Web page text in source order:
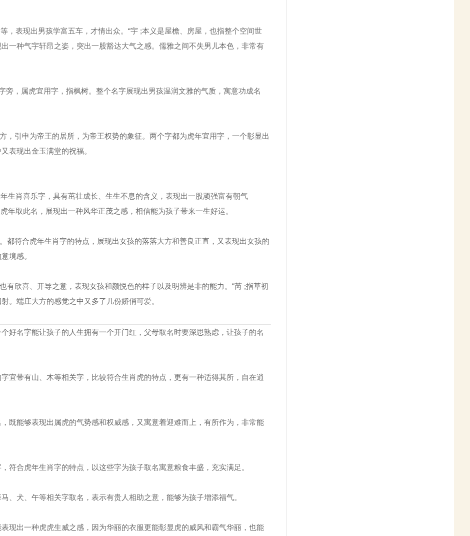
，表现出男孩学富五车，才情出众。“宇 ;本义是屋檐、房屋，也指整个空间世
一种气宇轩昂之姿，突出一股豁达大气之感。儒雅之间不失男儿本色，非常有
旁，属虎宜用字，指枫树。整个名字展现出男孩温润文雅的气质，寓意功成名
，引申为帝王的居所，为帝王权势的象征。两个字都为虎年宜用字，一个彰显出
表现出金玉满堂的祝福。
生肖喜乐字，具有茁壮成长、生生不息的含义，表现出一股顽强富有朝气
年取此名，展现出一种风华正茂之感，相信能为孩子带来一生好运。
都符合虎年生肖字的特点，展现出女孩的落落大方和善良正直，又表现出女孩的
境感。
有欣喜、开导之意，表现女孩和颜悦色的样子以及明辨是非的能力。“芮 ;指草初
。端庄大方的感觉之中又多了几份娇俏可爱。
好名字能让孩子的人生拥有一个开门红，父母取名时要深思熟虑，让孩子的名
宜带有山、木等相关字，比较符合生肖虎的特点，更有一种适得其所，自在逍
既能够表现出属虎的气势感和权威感，又寓意着迎难而上，有所作为，非常能
符合虎年生肖字的特点，以这些字为孩子取名寓意粮食丰盛，充实满足。
、犬、午等相关字取名，表示有贵人相助之意，能够为孩子增添福气。
现出一种虎虎生威之感，因为华丽的衣服更能彰显虎的威风和霸气华丽，也能